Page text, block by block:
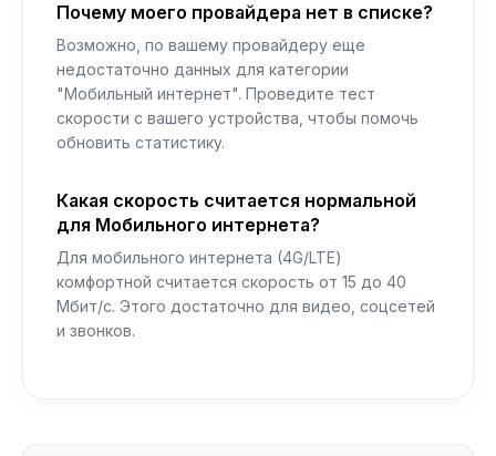
Почему моего провайдера нет в списке?
Возможно, по вашему провайдеру еще
недостаточно данных для категории
"Мобильный интернет". Проведите тест
скорости с вашего устройства, чтобы помочь
обновить статистику.
Какая скорость считается нормальной
для Мобильного интернета?
Для мобильного интернета (4G/LTE)
комфортной считается скорость от 15 до 40
Мбит/с. Этого достаточно для видео, соцсетей
и звонков.